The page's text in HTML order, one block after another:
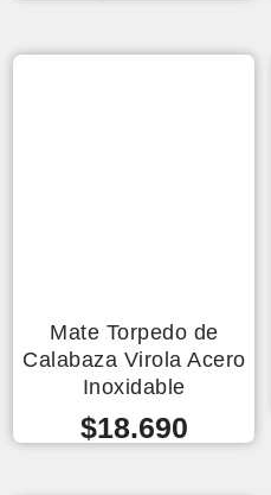
Mate Torpedo de
Calabaza Virola Acero
Inoxidable
$18.690